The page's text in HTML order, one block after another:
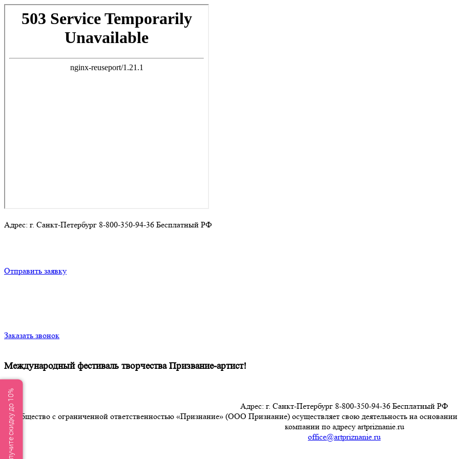
Адрес: г. Санкт-Петербург 8-800-350-94-36 Бесплатный РФ
Отправить заявку
Заказать звонок
Международный фестиваль творчества Призвание-артист!
Адрес: г. Санкт-Петербург 8-800-350-94-36 Бесплатный РФ
Общество с ограниченной ответственностью «Признание» (ООО Признание) осуществляет свою деятельность на
компании по адресу artpriznanie.ru
office@artpriznanie.ru
Получите скидку до 10%